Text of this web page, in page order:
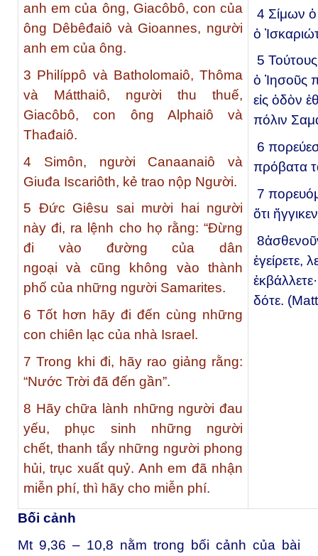
anh em của ông, Giacôbô, con của
ông Dêbêđaiô và Gioannes, người
anh em của ông.
3 Philíppô và Batholomaiô, Thôma
và Mátthaiô, người thu thuế,
Giacôbô, con ông Alphaiô và
Thađaiô.
4 Simôn, người Canaanaiô và
Giuđa Iscariôth, kẻ trao nộp Người.
5 Đức Giêsu sai mười hai người
này đi, ra lệnh cho họ rằng: “Đừng
đi vào đường của dân
ngoại và cũng không vào thành
phố của những người Samarites.
6 Tốt hơn hãy đi đến cùng những
con chiên lạc của nhà Israel.
7Trong khi đi, hãy rao giảng rằng:
“Nước Trời đã đến gần”.
8 Hãy chữa lành những người đau
yếu, phục sinh những người
chết, thanh tẩy những người phong
hủi, trục xuất quỷ. Anh em đã nhận
miễn phí, thì hãy cho miễn phí.
4 Σίμων ὁ
ὁ
5
ὁ Ἰησοῦς
εἰς ὁδὸν
πόλιν
6
πρόβατα
7
ὅτι
8
ἐγείρετε,
δότε.
Bối cảnh
Mt 9,36 – 10,8 nằm trong bối cảnh của bài